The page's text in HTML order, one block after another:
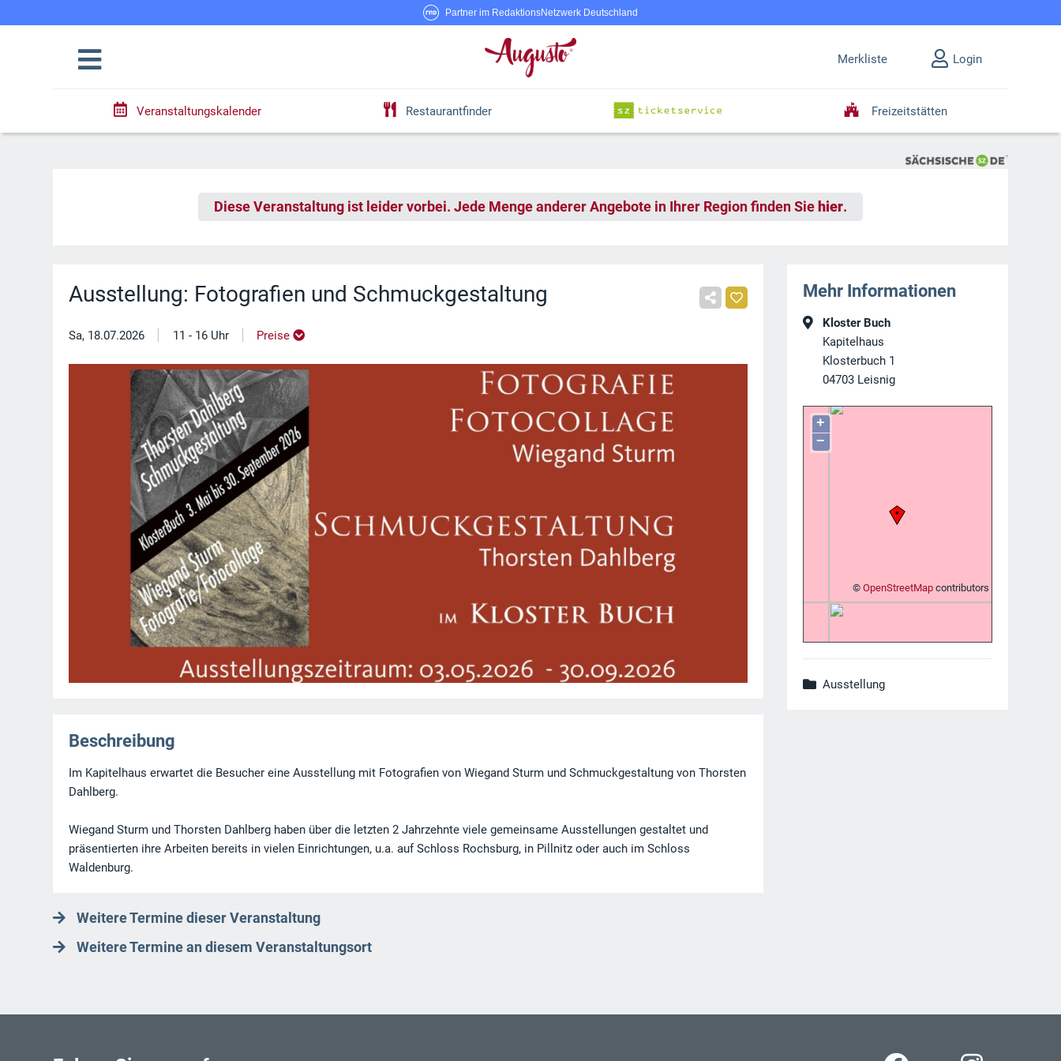
Partner im RedaktionsNetzwerk Deutschland
Merkliste Login
Veranstaltungskalender Restaurantfinder Freizeitstätten
Diese Veranstaltung ist leider vorbei. Jede Menge anderer Angebote in Ihrer Region finden Sie hier.
Ausstellung: Fotografien und Schmuckgestaltung
Sa, 18.07.2026 | 11 - 16 Uhr | Preise
Beschreibung
Im Kapitelhaus erwartet die Besucher eine Ausstellung mit Fotografien von Wiegand Sturm und Schmuckgestaltung von Thorsten
Dahlberg.
Wiegand Sturm und Thorsten Dahlberg haben über die letzten 2 Jahrzehnte viele gemeinsame Ausstellungen gestaltet und
präsentierten ihre Arbeiten bereits in vielen Einrichtungen, u.a. auf Schloss Rochsburg, in Pillnitz oder auch im Schloss
Waldenburg.
Weitere Termine dieser Veranstaltung
Weitere Termine an diesem Veranstaltungsort
Mehr Informationen
Kloster Buch
Kapitelhaus
Klosterbuch 1
04703 Leisnig
+
−
© OpenStreetMapcontributors
Ausstellung